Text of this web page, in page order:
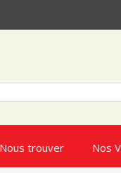
Nous trouver Nos